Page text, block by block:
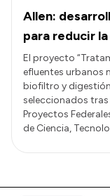
Allen:
para reducir
El proyecto
efluentes urbanos
biofiltro y
seleccionados
Proyectos
de Ciencia,